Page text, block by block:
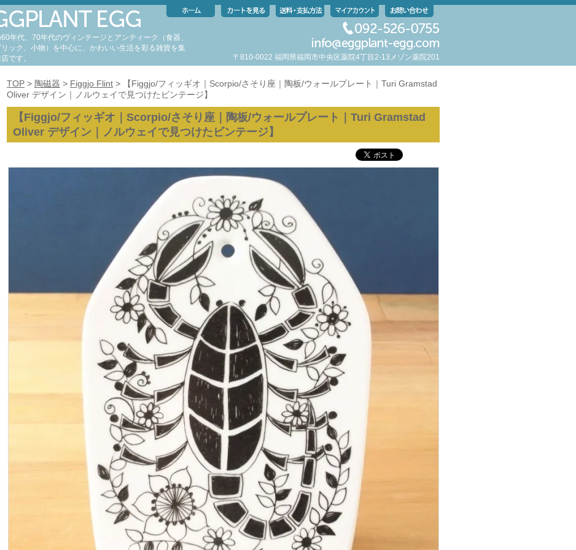
年代、70年代のヴィンテージとアンティーク（食器、
リック、小物）を中心に、かわいい生活を彩る雑貨を集
です。
〒810-0022 福岡県福岡市中央区薬院4丁目2-13メゾン薬院201
TOP > 陶磁器 > Figgjo Flint > 【Figgjo/フィッギオ｜Scorpio/さそり座｜陶板/ウォールプレート｜Turi Gramstad
Oliver デザイン｜ノルウェイで見つけたビンテージ】
【Figgjo/フィッギオ｜Scorpio/さそり座｜陶板/ウォールプレート｜Turi Gramstad
Oliver デザイン｜ノルウェイで見つけたビンテージ】